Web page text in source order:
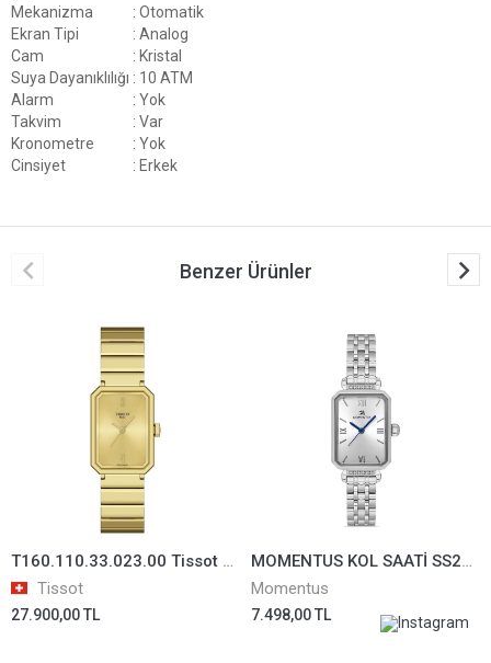
Mekanizma
: Otomatik
Ekran Tipi
: Analog
Cam
: Kristal
Suya Dayanıklılığı : 10 ATM
Alarm
: Yok
Takvim
: Var
Kronometre
: Yok
Cinsiyet
: Erkek
Benzer Ürünler
T160.110.33.023.00 Tissot SRV Kadın Kol Saati T1601103302300
Tissot
27.900,00 TL
MOMENTUS KOL SAATİ SS223S-02SS
Momentus
7.498,00 TL